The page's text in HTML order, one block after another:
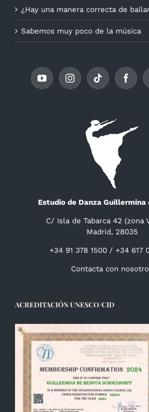
¿Hay una manera correcta de
Sabemos muy poco de la música
Estudio de Danza Guillermina
C/ Isla de Tabarca 42 (zona
Madrid, 28035
+34 91 378 1500 / +34 617
Contacta con
ACREDITACIÓN UNESCO/CID